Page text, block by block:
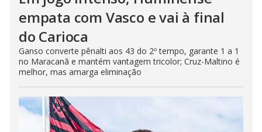
empata com Vasco e vai à final
do Carioca
Ganso converte pênalti aos 43 do 2º tempo, garante 1 a 1
no Maracanã e mantém vantagem tricolor; Cruz-Maltino é
melhor, mas amarga eliminação